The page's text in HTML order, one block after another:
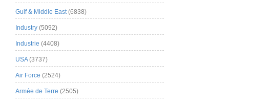
Gulf & Middle East(6838)
Industry (5092)
Industrie (4408)
USA(3737)
Air Force (2524)
Armée de Terre (2505)